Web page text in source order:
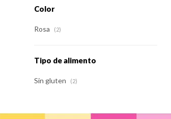
Color
Rosa (2)
Tipo de alimento
Sin gluten (2)